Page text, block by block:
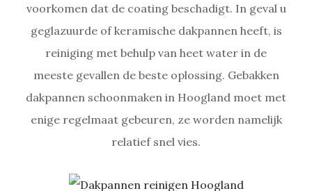
voorkomen dat de coating beschadigt. In geval u
geglazuurde of keramische dakpannen heeft, is
reiniging met behulp van heet water in de
meeste gevallen de beste oplossing. Gebakken
dakpannen schoonmaken in Hoogland moet met
enige regelmaat gebeuren, ze worden namelijk
relatief snel vies.